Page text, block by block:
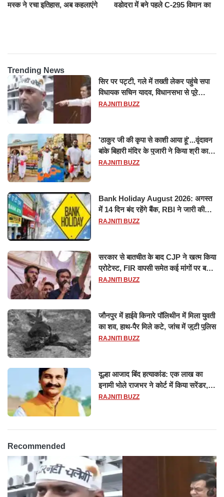
मस्क ने रचा इतिहास, अब कहलाएंगे
वडोदरा में बने पहले C-295 विमान का
Trending News
सिर पर पट्टी, गले में तख्ती लेकर पहुंचे सपा
विधायक सचिन यादव, विधानसभा से पूरे
मानसून सत्र के लिए किया गया निलंबित
RAJNITI BUZZ
'ठाकुर जी की कृपा से काशी आया हूं'...वृंदावन
बांके बिहारी मंदिर के पुजारी ने किया श्री काशी
विश्वनाथ का जलाभिषेक
RAJNITI BUZZ
Bank Holiday August 2026: अगस्त
में 14 दिन बंद रहेंगे बैंक, RBI ने जारी की
छुट्टियों की लिस्ट​​​​​​​
RAJNITI BUZZ
सरकार से बातचीत के बाद CJP ने खत्म किया
प्रोटेस्ट, FIR वापसी समेत कई मांगों पर बनी
सहमति
RAJNITI BUZZ
जौनपुर में हाईवे किनारे पॉलिथीन में मिला युवती
का शव, हाथ-पैर मिले कटे, जांच में जुटी पुलिस
RAJNITI BUZZ
दूल्हा आजाद बिंद हत्याकांड: एक लाख का
इनामी भोले राजभर ने कोर्ट में किया सरेंडर,
14 दिन के लिए भेजा गया जेल
RAJNITI BUZZ
Recommended